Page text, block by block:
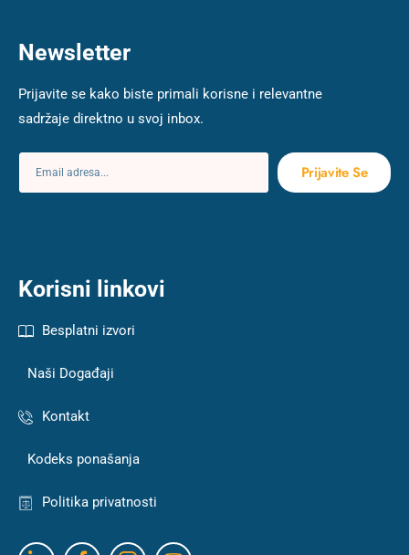
Korisni linkovi
Besplatni izvori
Naši Događaji
Kontakt
Kodeks ponašanja
Politika privatnosti
Newsletter
Prijavite se kako biste primali korisne i relevantne
sadržaje direktno u svoj inbox.
Prijavite Se